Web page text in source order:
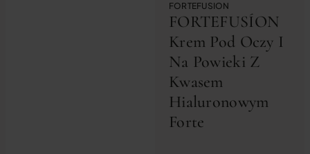
FORTEFUSION
FORTEFUSÍON
Krem Pod Oczy I
Na Powieki Z
Kwasem
Hialuronowym
Forte